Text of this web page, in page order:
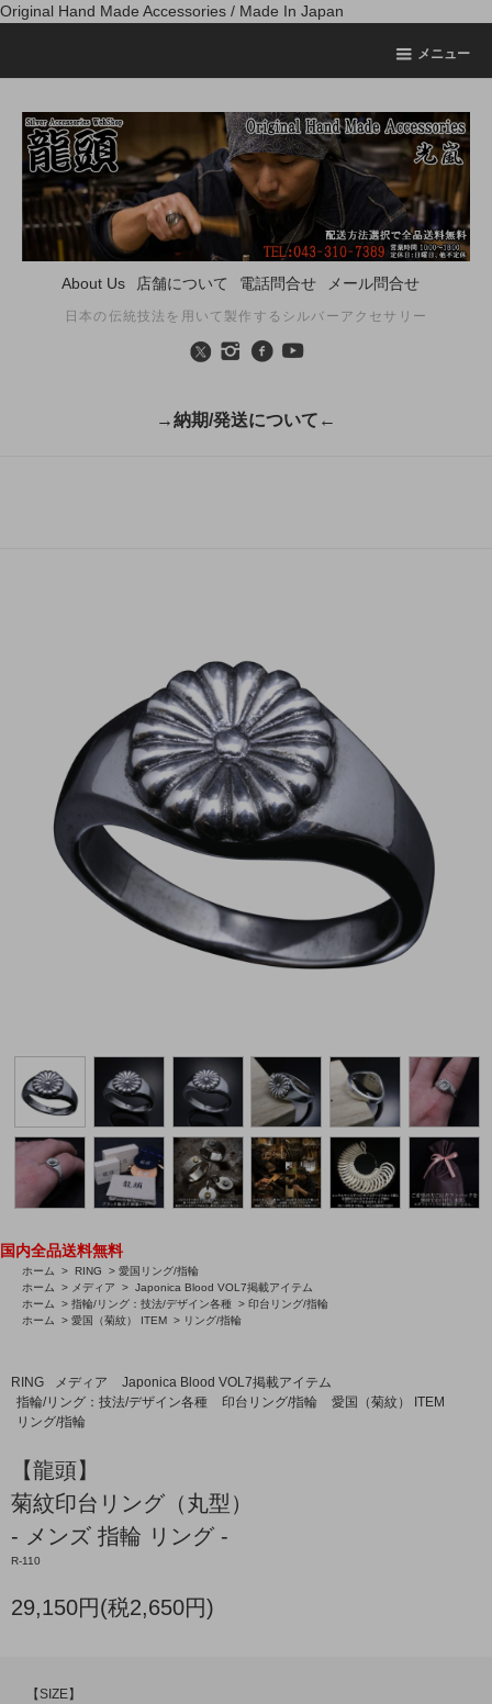
Original Hand Made Accessories / Made In Japan
メニュー
About Us 店舗について 電話問合せ メール問合せ
日本の伝統技法を用いて製作するシルバーアクセサリー
→納期/発送について←
国内全品送料無料
ホーム > RING > 愛国リング/指輪
ホーム
> メディア > Japonica Blood VOL7掲載アイテム
ホーム
> 指輪/リング：技法/デザイン各種 > 印台リング/指輪
ホーム
> 愛国（菊紋） ITEM > リング/指輪
RING メディア
Japonica Blood VOL7掲載アイテム
指輪/リング：技法/デザイン各種
印台リング/指輪
愛国（菊紋） ITEM
リング/指輪
【龍頭】
菊紋印台リング（丸型）
- メンズ 指輪 リング -
R-110
29,150円(税2,650円)
【SIZE】